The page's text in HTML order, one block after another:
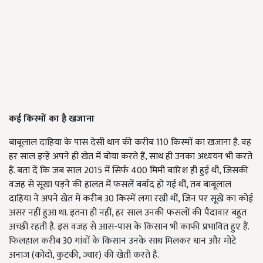
कई किस्मों का है खजाना
बाबूलाल दाहिया के पास देसी धान की करीब 110 किस्मों का खजाना है. वह
हर साल इन्हें अपने ही खेत में बोया करते हैं, साथ ही उनका अध्ययन भी करते
हैं. बता दें कि जब साल 2015 में सिर्फ 400 मिमी बारिश ही हुई थी, जिसकी
वजह से सूखा पड़ने की हालत में फसलें बर्बाद हो गई थीं, तब बाबूलाल
दाहि‍या ने अपने खेत में करीब 30 किस्में लगा रखी थीं, जिन पर सूखे का कोई
असर नहीं हुआ था. इतना ही नहीं, हर साल उनकी फसलों की पैदावार बहुत
अच्छी रहती है. इस वजह से आस-पास के किसान भी काफी प्रभावित हुए हैं.
फिलहाल करीब 30 गांवों के किसान उनके साथ मिलकर धान और मोटे
अनाज (कोदो, कुटकी, ज्वार) की खेती करते हैं.